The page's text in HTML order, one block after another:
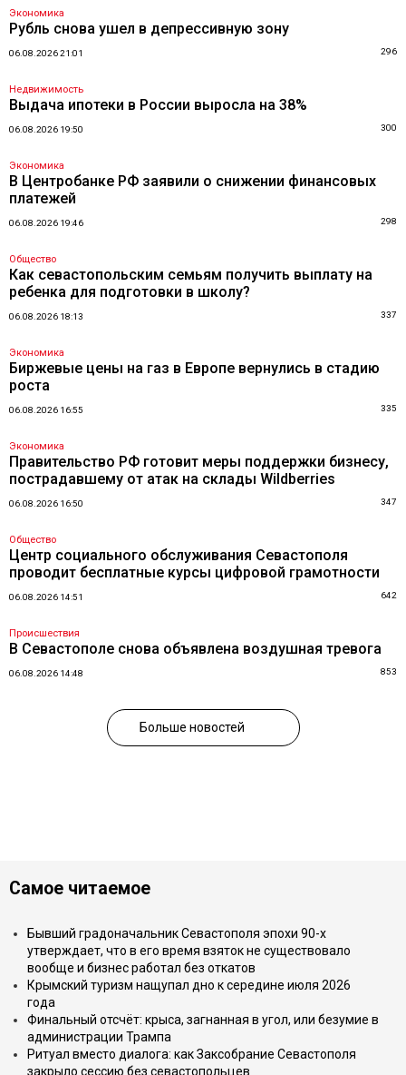
Экономика
Рубль снова ушел в депрессивную зону
06.08.2026 21:01 296
Недвижимость
Выдача ипотеки в России выросла на 38%
06.08.2026 19:50 300
Экономика
В Центробанке РФ заявили о снижении финансовых
платежей
06.08.2026 19:46 298
Общество
Как севастопольским семьям получить выплату на
ребенка для подготовки в школу?
06.08.2026 18:13 337
Экономика
Биржевые цены на газ в Европе вернулись в стадию
роста
06.08.2026 16:55 335
Экономика
Правительство РФ готовит меры поддержки бизнесу,
пострадавшему от атак на склады Wildberries
06.08.2026 16:50 347
Общество
Центр социального обслуживания Севастополя
проводит бесплатные курсы цифровой грамотности
06.08.2026 14:51 642
Происшествия
В Севастополе снова объявлена воздушная тревога
06.08.2026 14:48 853
Больше новостей
Самое читаемое
Бывший градоначальник Севастополя эпохи 90-х
утверждает, что в его время взяток не существовало
вообще и бизнес работал без откатов
Крымский туризм нащупал дно к середине июля 2026
года
Финальный отсчёт: крыса, загнанная в угол, или безумие в
администрации Трампа
Ритуал вместо диалога: как Заксобрание Севастополя
закрыло сессию без севастопольцев